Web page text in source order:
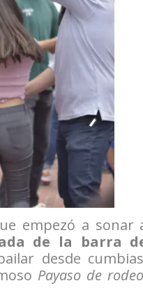
empezó a sonar
de la barra
desde
Payaso de